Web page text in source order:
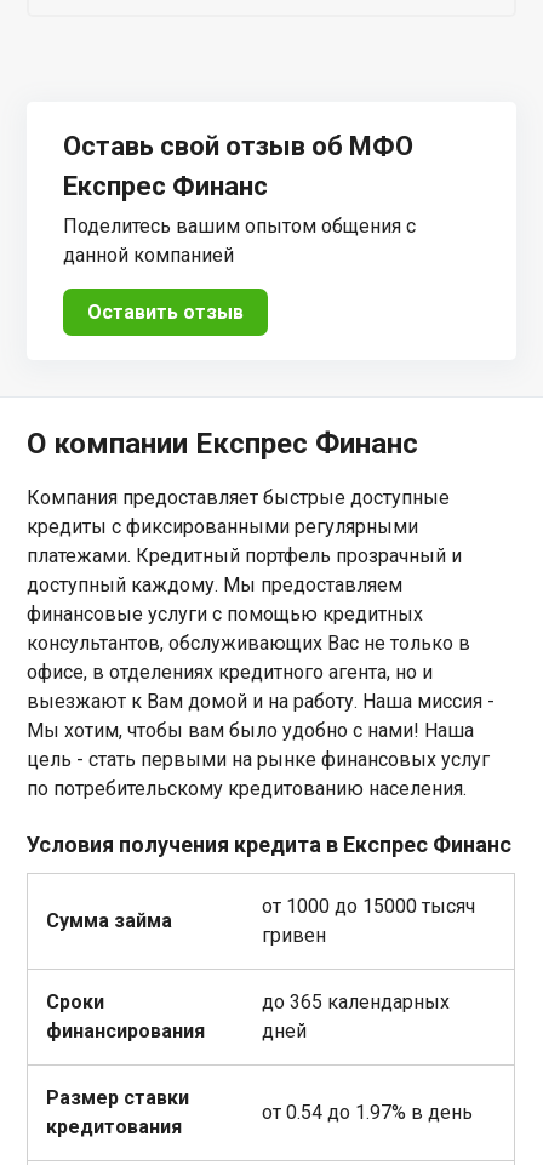
Оставь свой отзыв об МФО
Експрес Финанс
Поделитесь вашим опытом общения с
данной компанией
Оставить отзыв
О компании Експрес Финанс
Компания предоставляет быстрые доступные
кредиты с фиксированными регулярными
платежами. Кредитный портфель прозрачный и
доступный каждому. Мы предоставляем
финансовые услуги с помощью кредитных
консультантов, обслуживающих Вас не только в
офисе, в отделениях кредитного агента, но и
выезжают к Вам домой и на работу. Наша миссия -
Мы хотим, чтобы вам было удобно с нами! Наша
цель - стать первыми на рынке финансовых услуг
по потребительскому кредитованию населения.
Условия получения кредита в Експрес Финанс
Сумма займа
от 1000 до 15000 тысяч
гривен
Сроки
финансирования
до 365 календарных
дней
Размер ставки
кредитования
от 0.54 до 1.97% в день